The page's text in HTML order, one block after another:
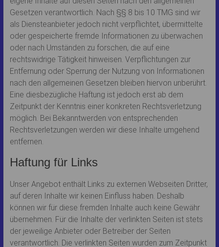
Gesetzen verantwortlich. Nach §§ 8 bis 10 TMG sind wir
als Diensteanbieter jedoch nicht verpflichtet, übermittelte
oder gespeicherte fremde Informationen zu überwachen
oder nach Umständen zu forschen, die auf eine
rechtswidrige Tätigkeit hinweisen. Verpflichtungen zur
Entfernung oder Sperrung der Nutzung von Informationen
nach den allgemeinen Gesetzen bleiben hiervon unberührt.
Eine diesbezügliche Haftung ist jedoch erst ab dem
Zeitpunkt der Kenntnis einer konkreten Rechtsverletzung
möglich. Bei Bekanntwerden von entsprechenden
Rechtsverletzungen werden wir diese Inhalte umgehend
entfernen.
Haftung für Links
Unser Angebot enthält Links zu externen Webseiten Dritter,
auf deren Inhalte wir keinen Einfluss haben. Deshalb
können wir für diese fremden Inhalte auch keine Gewähr
übernehmen. Für die Inhalte der verlinkten Seiten ist stets
der jeweilige Anbieter oder Betreiber der Seiten
verantwortlich. Die verlinkten Seiten wurden zum Zeitpunkt